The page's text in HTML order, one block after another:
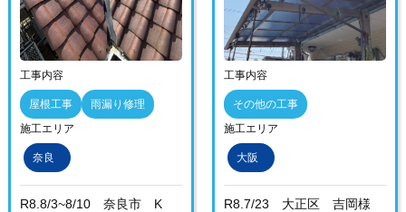
工事内容
屋根工事
雨漏り修理
施工エリア
奈良
R8.8/3~8/10 奈良市 K
工事内容
その他の工事
施工エリア
大阪
R8.7/23 大正区 吉岡様